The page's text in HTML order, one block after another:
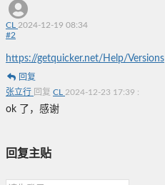
CL 2024-12-19 08:34
#2
https://getquicker.net/Help/Versions
回复
张立行 回复 CL 2024-12-23 17:39 :
ok 了，感谢
回复主贴